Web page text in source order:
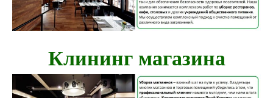
Клининг магазина